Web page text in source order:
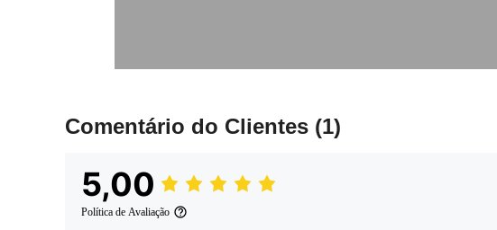
Comentário do Clientes (1)
5,00
Política de Avaliação